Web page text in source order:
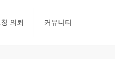
의뢰 커뮤니티